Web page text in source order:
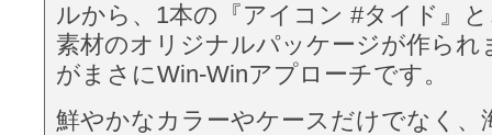
ルから、1本の『アイコン #タイド』
素材のオリジナルパッケージが作られ
がまさにWin-Winアプローチです。
鮮やかなカラーやケースだけでなく、